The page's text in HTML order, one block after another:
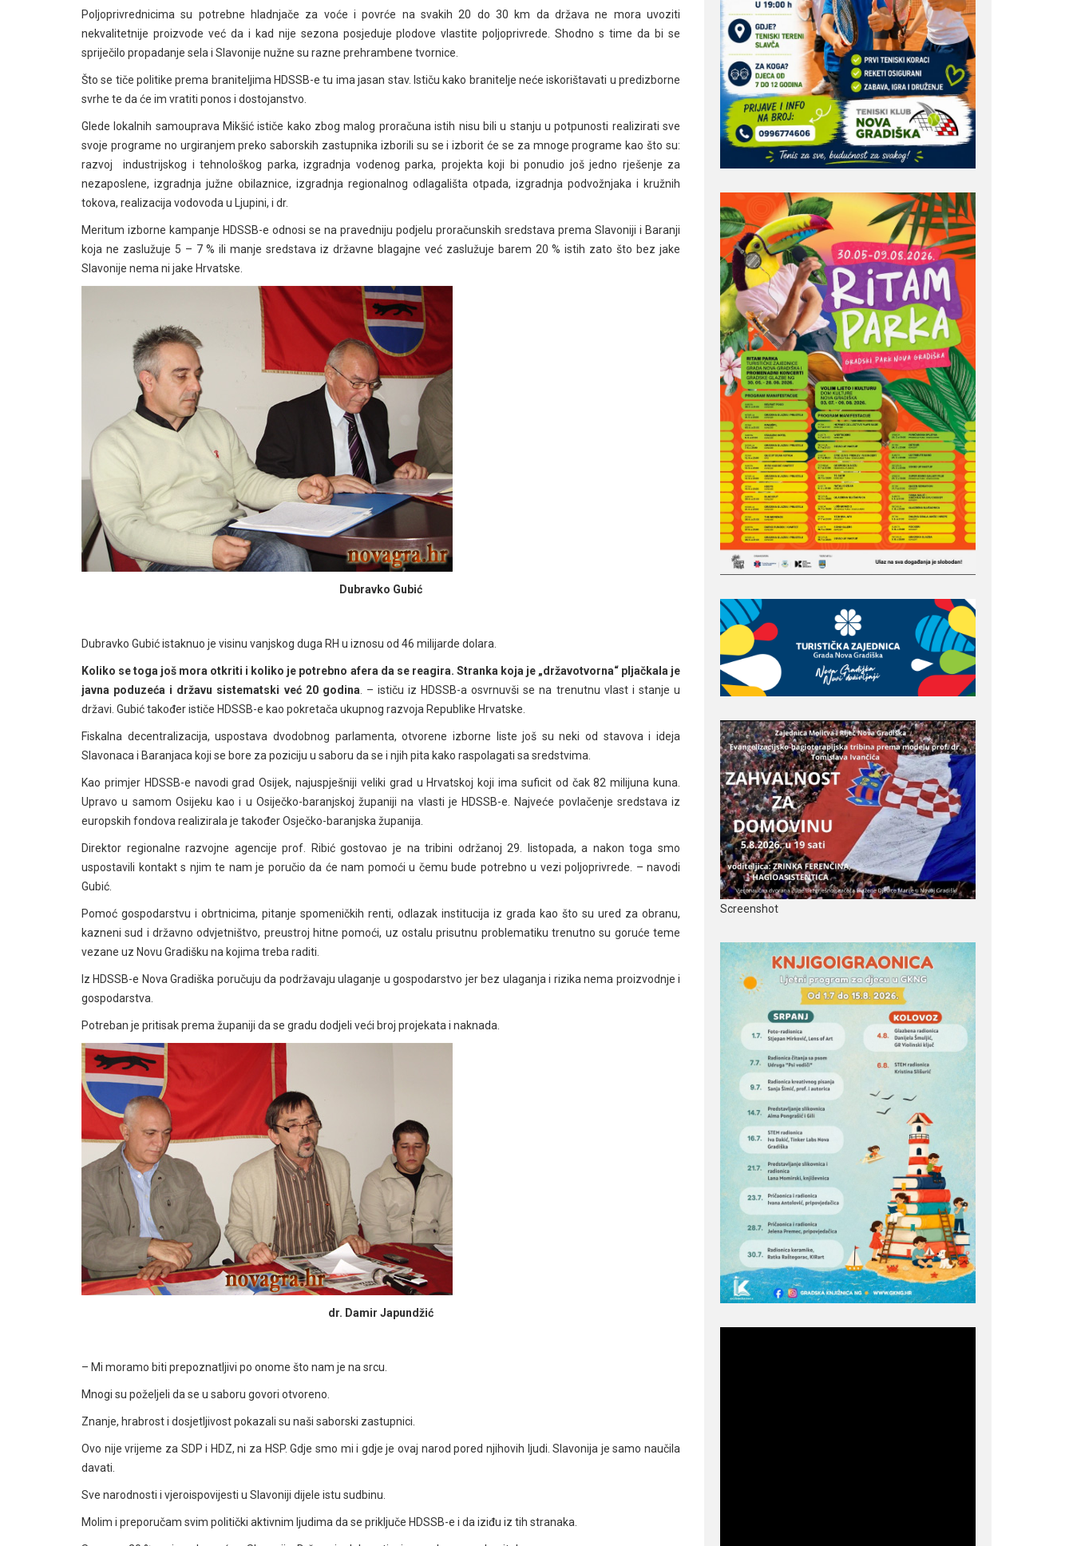
Poljoprivrednicima su potrebne hladnjače za voće i povrće na svakih 20 do 30 km da država ne mora uvoziti
nekvalitetnije proizvode već da i kad nije sezona posjeduje plodove vlastite poljoprivrede. Shodno s time da bi se
spriječilo propadanje sela i Slavonije nužne su razne prehrambene tvornice.
Što se tiče politike prema braniteljima HDSSB-e tu ima jasan stav. Ističu kako branitelje neće iskorištavati u predizborne
svrhe te da će im vratiti ponos i dostojanstvo.
Glede lokalnih samouprava Mikšić ističe kako zbog malog proračuna istih nisu bili u stanju u potpunosti realizirati sve
svoje programe no urgiranjem preko saborskih zastupnika izborili su se i izborit će se za mnoge programe kao što su:
razvoj industrijskog i tehnološkog parka, izgradnja vodenog parka, projekta koji bi ponudio još jedno rješenje za
nezaposlene, izgradnja južne obilaznice, izgradnja regionalnog odlagališta otpada, izgradnja podvožnjaka i kružnih
tokova, realizacija vodovoda u Ljupini, i dr.
Meritum izborne kampanje HDSSB-e odnosi se na pravedniju podjelu proračunskih sredstava prema Slavoniji i Baranji
koja ne zaslužuje 5 – 7 % ili manje sredstava iz državne blagajne već zaslužuje barem 20 % istih zato što bez jake
Slavonije nema ni jake Hrvatske.
Dubravko Gubić
Dubravko Gubić istaknuo je visinu vanjskog duga RH u iznosu od 46 milijarde dolara.
Koliko se toga još mora otkriti i koliko je potrebno afera da se reagira. Stranka koja je „državotvorna“ pljačkala je
javna poduzeća i državu sistematski već 20 godina . – ističu iz HDSSB-a osvrnuvši se na trenutnu vlast i stanje u
državi. Gubić također ističe HDSSB-e kao pokretača ukupnog razvoja Republike Hrvatske.
Fiskalna decentralizacija, uspostava dvodobnog parlamenta, otvorene izborne liste još su neki od stavova i ideja
Slavonaca i Baranjaca koji se bore za poziciju u saboru da se i njih pita kako raspolagati sa sredstvima.
Kao primjer HDSSB-e navodi grad Osijek, najuspješniji veliki grad u Hrvatskoj koji ima suficit od čak 82 milijuna kuna.
Upravo u samom Osijeku kao i u Osiječko-baranjskoj županiji na vlasti je HDSSB-e. Najveće povlačenje sredstava iz
europskih fondova realizirala je također Osječko-baranjska županija.
Direktor regionalne razvojne agencije prof. Ribić gostovao je na tribini održanoj 29. listopada, a nakon toga smo
uspostavili kontakt s njim te nam je poručio da će nam pomoći u čemu bude potrebno u vezi poljoprivrede. – navodi
Gubić.
Pomoć gospodarstvu i obrtnicima, pitanje spomeničkih renti, odlazak institucija iz grada kao što su ured za obranu,
kazneni sud i državno odvjetništvo, preustroj hitne pomoći, uz ostalu prisutnu problematiku trenutno su goruće teme
vezane uz Novu Gradišku na kojima treba raditi.
Iz HDSSB-e Nova Gradiška poručuju da podržavaju ulaganje u gospodarstvo jer bez ulaganja i rizika nema proizvodnje i
gospodarstva.
Potreban je pritisak prema županiji da se gradu dodjeli veći broj projekata i naknada.
dr. Damir Japundžić
– Mi moramo biti prepoznatljivi po onome što nam je na srcu.
Mnogi su poželjeli da se u saboru govori otvoreno.
Znanje, hrabrost i dosjetljivost pokazali su naši saborski zastupnici.
Ovo nije vrijeme za SDP i HDZ, ni za HSP. Gdje smo mi i gdje je ovaj narod pored njihovih ljudi. Slavonija je samo naučila
davati.
Sve narodnosti i vjeroispovijesti u Slavoniji dijele istu sudbinu.
Molim i preporučam svim politički aktivnim ljudima da se priključe HDSSB-e i da iziđu iz tih stranaka.
Screenshot